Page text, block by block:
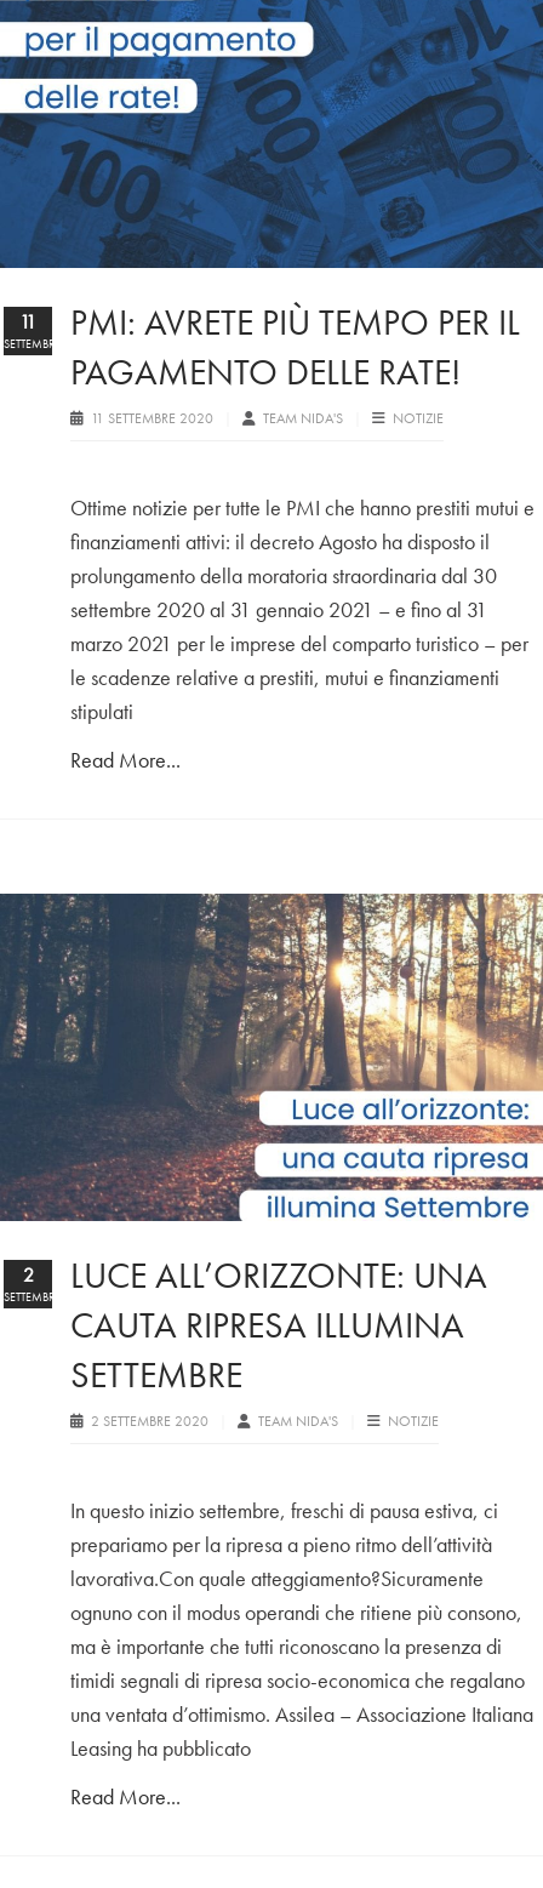
PMI: AVRETE PIÙ TEMPO PER IL
PAGAMENTO DELLE RATE!
11 SETTEMBRE 2020 TEAM NIDA'S NOTIZIE
Ottime notizie per tutte le PMI che hanno prestiti mutui e
finanziamenti attivi: il decreto Agosto ha disposto il
prolungamento della moratoria straordinaria dal 30
settembre 2020 al 31 gennaio 2021 – e fino al 31
marzo 2021 per le imprese del comparto turistico – per
le scadenze relative a prestiti, mutui e finanziamenti
stipulati
Read More...
11
SETTEMBRE
LUCE ALL’ORIZZONTE: UNA
CAUTA RIPRESA ILLUMINA
SETTEMBRE
2 SETTEMBRE 2020 TEAM NIDA'S NOTIZIE
In questo inizio settembre, freschi di pausa estiva, ci
prepariamo per la ripresa a pieno ritmo dell’attività
lavorativa.Con quale atteggiamento?Sicuramente
ognuno con il modus operandi che ritiene più consono,
ma è importante che tutti riconoscano la presenza di
timidi segnali di ripresa socio-economica che regalano
una ventata d’ottimismo. Assilea – Associazione Italiana
Leasing ha pubblicato
Read More...
2
SETTEMBRE